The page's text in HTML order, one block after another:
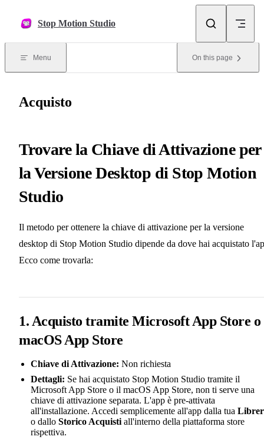
Stop Motion Studio
Menu On this page
Acquisto
Trovare la Chiave di Attivazione per
la Versione Desktop di Stop Motion
Studio
Il metodo per ottenere la chiave di attivazione per la versione
desktop di Stop Motion Studio dipende da dove hai acquistato
Ecco come trovarla:
1. Acquisto tramite Microsoft App Store o
macOS App Store
Chiave di Attivazione: Non richiesta
Dettagli: Se hai acquistato Stop Motion Studio tramite il
Microsoft App Store o il macOS App Store, non ti serve una
chiave di attivazione separata. L'app è pre-attivata
all'installazione. Accedi semplicemente all'app dalla tua
o dallo Storico Acquisti all'interno della piattaforma store
rispettiva.